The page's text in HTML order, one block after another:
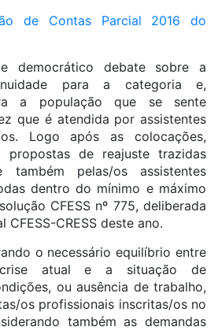
de Contas Parcial 2016 do
democrático debate sobre a
para a categoria e,
a população que se sente
que é atendida por assistentes
os. Logo após as colocações,
propostas de reajuste trazidas
também pelas/os assistentes
dentro do mínimo e máximo
CFESS nº 775, deliberada
CFESS-CRESS deste ano.
o necessário equilíbrio entre
atual e a situação de
ou ausência de trabalho,
os profissionais inscritas/os no
também as demandas